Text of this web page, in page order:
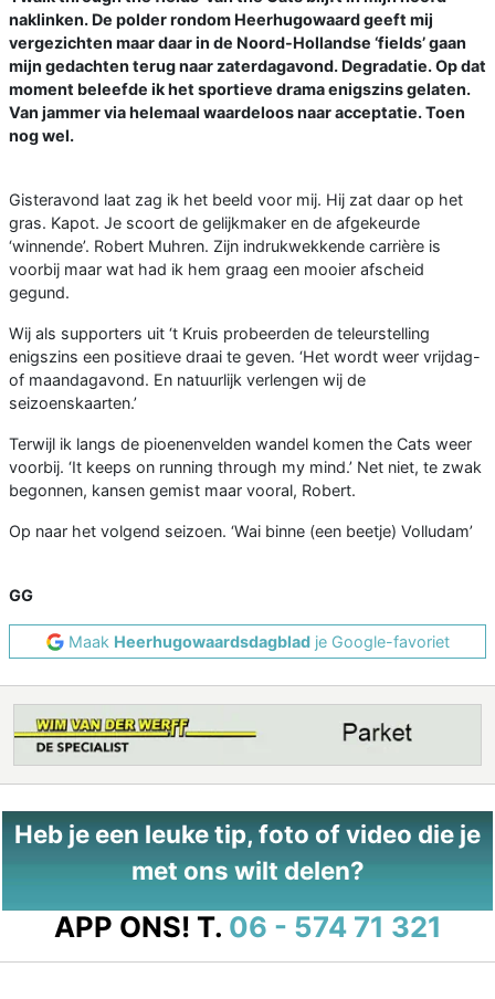
naklinken. De polder rondom Heerhugowaard geeft mij
vergezichten maar daar in de Noord-Hollandse ‘fields’ gaan
mijn gedachten terug naar zaterdagavond. Degradatie. Op dat
moment beleefde ik het sportieve drama enigszins gelaten.
Van jammer via helemaal waardeloos naar acceptatie. Toen
nog wel.
Gisteravond laat zag ik het beeld voor mij. Hij zat daar op het
gras. Kapot. Je scoort de gelijkmaker en de afgekeurde
‘winnende’. Robert Muhren. Zijn indrukwekkende carrière is
voorbij maar wat had ik hem graag een mooier afscheid
gegund.
Wij als supporters uit ‘t Kruis probeerden de teleurstelling
enigszins een positieve draai te geven. ‘Het wordt weer vrijdag-
of maandagavond. En natuurlijk verlengen wij de
seizoenskaarten.’
Terwijl ik langs de pioenenvelden wandel komen the Cats weer
voorbij. ‘It keeps on running through my mind.’ Net niet, te zwak
begonnen, kansen gemist maar vooral, Robert.
Op naar het volgend seizoen. ‘Wai binne (een beetje) Volludam’
GG
Maak Heerhugowaardsdagbladje Google-favoriet
Heb je een leuke tip, foto of video die je
met ons wilt delen?
APP ONS! T. 06 - 574 71 321